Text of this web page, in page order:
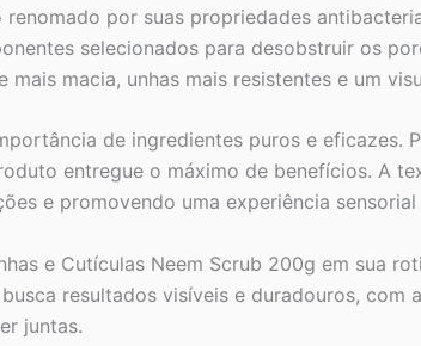
por suas propriedades
selecionados para desobstruir os
mais macia, unhas mais resistentes e um
de ingredientes puros e
entregue o máximo de benefícios. A
e promovendo uma experiência sensorial
e Cutículas Neem Scrub 200g em sua
resultados visíveis e duradouros,
juntas.